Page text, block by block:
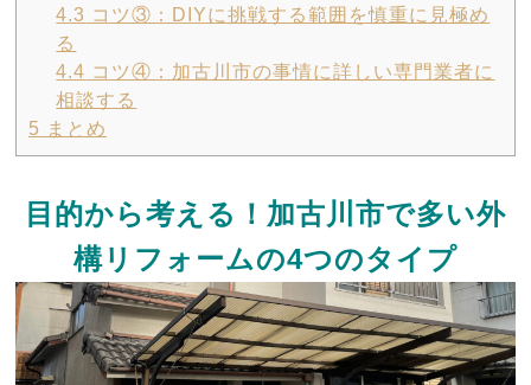
4.3 コツ③：DIYに挑戦する範囲を慎重に見極め
る
4.4 コツ④：加古川市の事情に詳しい専門業者に
相談する
5 まとめ
目的から考える！加古川市で多い外
構リフォームの4つのタイプ